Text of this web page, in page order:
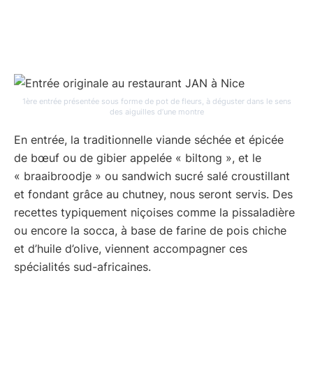
1ère entrée présentée sous forme de pot de fleurs, à déguster dans le sens
des aiguilles d’une montre
En entrée, la traditionnelle viande séchée et épicée
de bœuf ou de gibier appelée « biltong », et le
« braaibroodje » ou sandwich sucré salé croustillant
et fondant grâce au chutney, nous seront servis. Des
recettes typiquement niçoises comme la pissaladière
ou encore la socca, à base de farine de pois chiche
et d’huile d’olive, viennent accompagner ces
spécialités sud-africaines.